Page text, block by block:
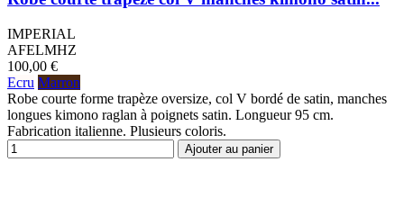
IMPERIAL
AFELMHZ
100,00 €
Ecru Marron
Robe courte forme trapèze oversize, col V bordé de satin, manches
longues kimono raglan à poignets satin. Longueur 95 cm.
Fabrication italienne. Plusieurs coloris.
Ajouter au panier